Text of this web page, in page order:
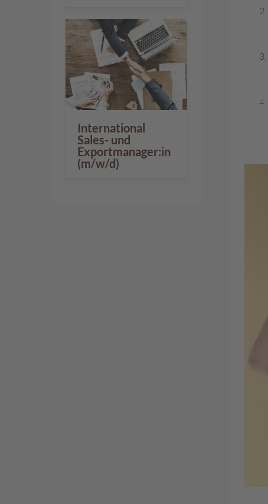
International
Sales- und
Exportmanager:in
(m/w/d)